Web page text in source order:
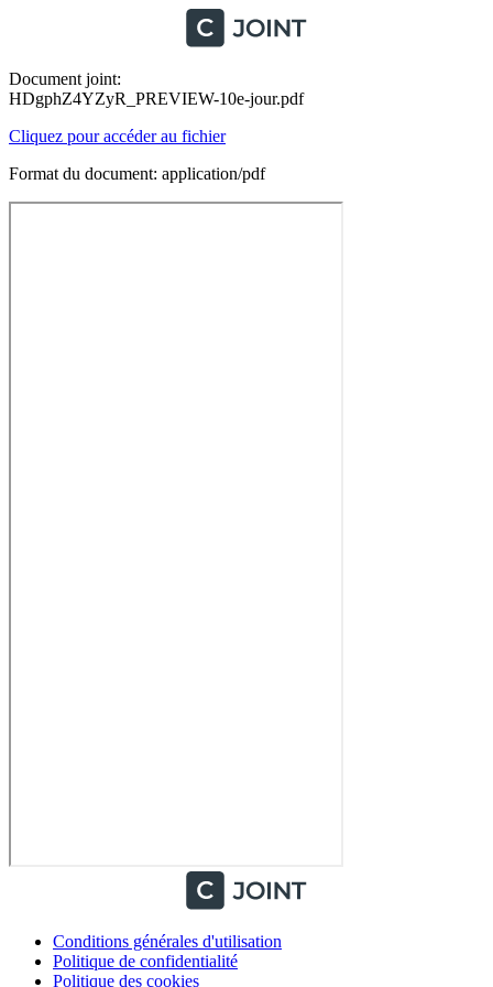
Document joint:
HDgphZ4YZyR_PREVIEW-10e-jour.pdf
Cliquez pour accéder au fichier
Format du document: application/pdf
Conditions générales d'utilisation
Politique de confidentialité
Politique des cookies